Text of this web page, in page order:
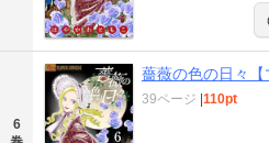
6
薔薇の色の日々
39ページ |110pt